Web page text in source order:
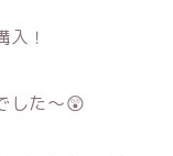
！
した～😲